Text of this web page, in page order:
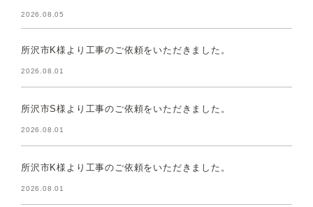
2026.08.05
所沢市K様より工事のご依頼をいただきました。
2026.08.01
所沢市S様より工事のご依頼をいただきました。
2026.08.01
所沢市K様より工事のご依頼をいただきました。
2026.08.01